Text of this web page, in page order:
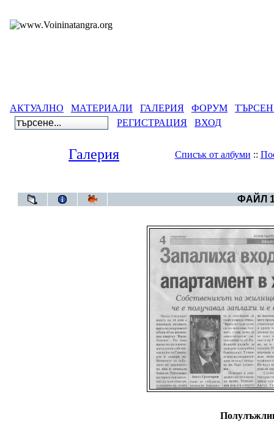
АКТУАЛНО МАТЕРИАЛИ ГАЛЕРИЯ ФОРУМ
РЕГИСТРАЦИЯ
ВХОД
Галерия Списък от албуми ::
ФАЙЛ